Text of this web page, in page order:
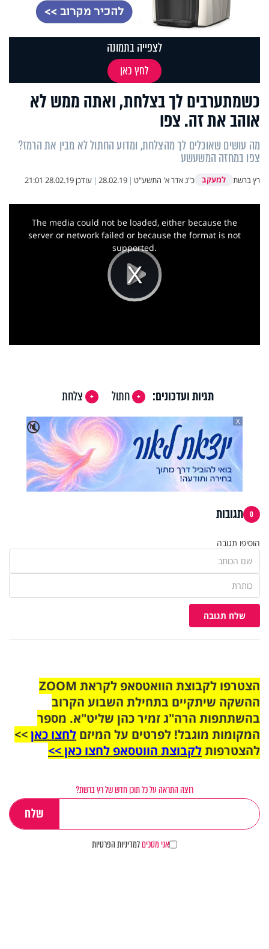
כשמתערבים לך בצלחת, ואתה ממש לא
אוהב את זה. צפו
מה עושים שאוכלים לך מהצלחת, ומדוע החתול לא מבין את הרמז?
צפו במחזה המשעשע
רץ ברשת למעקב כ"ג אדר א' התשע"ט |
28.02.19
| עודכן28.02.19 21:01
לצפייה בתמונה
לחץ כאן
Play
The media could not be loaded, either because the
server or network failed or because the format is not
supported.
תגיות ועדכונים: חתול
צלחת
🔇
X
0 תגובות
הוסיפו תגובה
שלח תגובה
הצטרפו לקבוצת הוואטסאפ לקראת ZOOM
ההשקה שיתקיים בתחילת השבוע הקרוב
בהשתתפות הרה"ג זמיר כהן שליט"א. מספר
המקומות מוגבל! לפרטים על המיזם לחצו כאן>>
להצטרפותלקבוצת הווטסאפ לחצו כאן >>
רוצה התראה על כל תוכן חדש של רץ ברשת?
אני מסכיםלמדיניות הפרטיות